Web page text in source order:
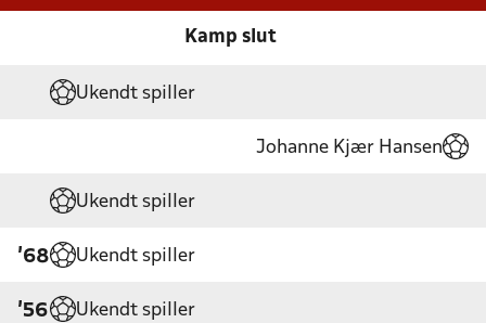
Kamp slut
Ukendt spiller
Johanne Kjær Hansen
Ukendt spiller
'68 Ukendt spiller
'56 Ukendt spiller